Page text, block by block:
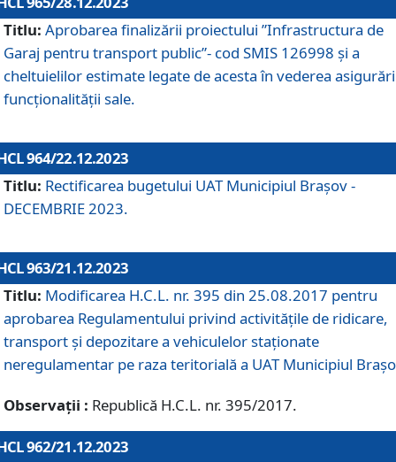
Titlu: Aprobarea finalizării proiectului ”Infrastructura de
Garaj pentru transport public”- cod SMIS 126998 și a
cheltuielilor estimate legate de acesta în vederea
funcționalității sale.
964/22.12.2023
Titlu: Rectificarea bugetului UAT Municipiul Braşov -
DECEMBRIE 2023.
963/21.12.2023
Titlu: Modificarea H.C.L. nr. 395 din 25.08.2017 pentru
aprobarea Regulamentului privind activitățile de ridicare,
transport şi depozitare a vehiculelor staționate
neregulamentar pe raza teritorială a UAT Municipiul
Observații : Republică H.C.L. nr. 395/2017.
962/21.12.2023